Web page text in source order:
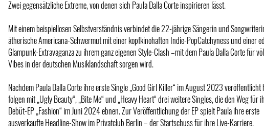
Zwei gegensätzliche Extreme, von denen sich Paula Dalla Corte inspirieren lässt.
Mit einem beispiellosen Selbstverständnis verbindet die 22-jährige Sängerin und
ätherische Americana-Schwermut mit einer kopfkinohaften Indie-PopCatchyness und einer
Glampunk-Extravaganza zu ihrem ganz eigenen Style-Clash –mit dem Paula Dalla Corte für
Vibes in der deutschen Musiklandschaft sorgen wird.
Nachdem Paula Dalla Corte ihre erste Single „Good Girl Killer“ im August 2023 veröffentlicht
folgen mit „Ugly Beauty“, „Bite Me“ und „Heavy Heart“ drei weitere Singles, die den Weg für
Debüt-EP „Fashion“ im Juni 2024 ebnen. Zur Veröffentlichung der EP spielt Paula ihre erste
ausverkaufte Headline-Show im Privatclub Berlin – der Startschuss für ihre Live-Karriere.